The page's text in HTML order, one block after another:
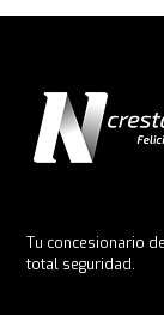
Tu concesionario
total seguridad.